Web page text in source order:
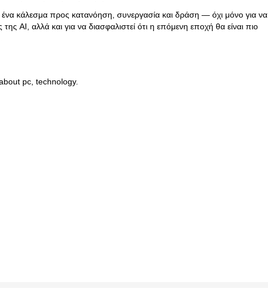
κάλεσμα προς κατανόηση, συνεργασία και δράση — όχι μόνο για να
της AI, αλλά και για να διασφαλιστεί ότι η επόμενη εποχή θα είναι πιο
pc, technology.